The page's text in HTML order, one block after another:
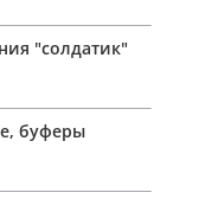
"солдатик"
буферы